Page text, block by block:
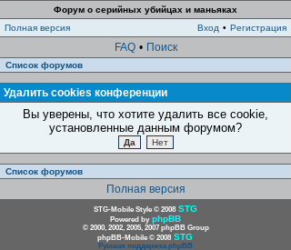
Форум о серийных убийцах и маньяках
Полная версия
Вход • Регистрация
FAQ • Поиск
Список форумов
Удалить cookies конференции
Вы уверены, что хотите удалить все cookie,
установленные данным форумом?
Список форумов
Полная версия
STG-Mobile Style © 2008 STG
Powered by phpBB
© 2000, 2002, 2005, 2007 phpBB Group
phpBB-Mobile © 2008 STG
Русская поддержка phpBB